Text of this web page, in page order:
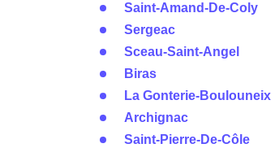
Saint-Amand-De-Coly
Sergeac
Sceau-Saint-Angel
Biras
La Gonterie-Boulouneix
Archignac
Saint-Pierre-De-Côle